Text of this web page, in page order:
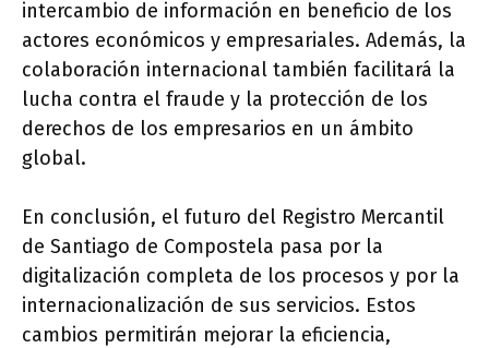
intercambio de información en beneficio de los
actores económicos y empresariales. Además, la
colaboración internacional también facilitará la
lucha contra el fraude y la protección de los
derechos de los empresarios en un ámbito
global.
En conclusión, el futuro del Registro Mercantil
de Santiago de Compostela pasa por la
digitalización completa de los procesos y por la
internacionalización de sus servicios. Estos
cambios permitirán mejorar la eficiencia,